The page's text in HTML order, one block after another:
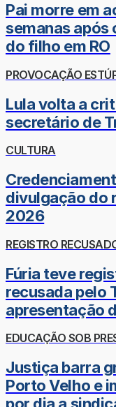
Pai morre em
semanas após
do filho em RO
PROVOCAÇÃO
Lula volta a
secretário de
CULTURA
divulgação do
2026
REGISTRO
Fúria teve
recusada pelo
apresentação
EDUCAÇÃO SOB
Justiça barra
Porto Velho e